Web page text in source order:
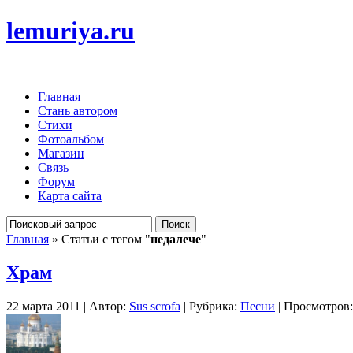
lemuriya.ru
Главная
Стань автором
Стихи
Фотоальбом
Магазин
Связь
Форум
Карта сайта
Главная » Статьи с тегом "недалече"
Храм
22 марта 2011 | Автор: Sus scrofa | Рубрика: Песни |